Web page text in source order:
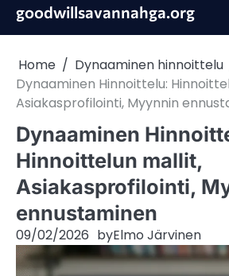
Skipgoodwillsavannahga.org
Home
Dynaaminen hinnoittelu
Dynaaminen Hinnoittelu:
Asiakasprofilointi, Myynnin
Dynaaminen
Hinnoittelun mallit,
Asiakasprofilointi,
ennustaminen
09/02/2026 byElmo Järvinen